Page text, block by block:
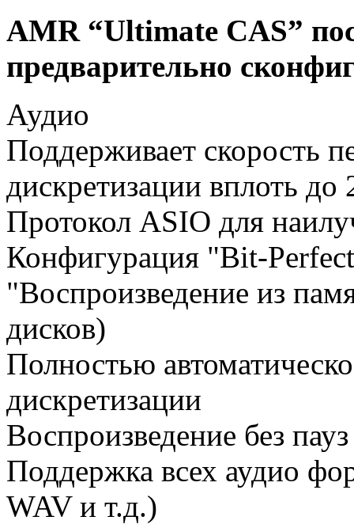
AMR “Ultimate CAS”
предварительно
Аудио
Поддерживает скорость
дискретизации вплоть
Протокол ASIO для
Конфигурация "Bit-
"Воспроизведение из
дисков)
Полностью
дискретизации
Воспроизведение без пауз
Поддержка всех аудио
WAV и т.д.)